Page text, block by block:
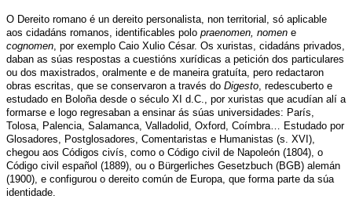
O Dereito romano é un dereito personalista, non territorial, só aplicable
aos cidadáns romanos, identificables polo praenomen, nomen e
cognomen , por exemplo Caio Xulio César. Os xuristas, cidadáns privados,
daban as súas respostas a cuestións xurídicas a petición dos particulares
ou dos maxistrados, oralmente e de maneira gratuíta, pero redactaron
obras escritas, que se conservaron a través do Digesto , redescuberto e
estudado en Boloña desde o século XI d.C., por xuristas que acudían alí a
formarse e logo regresaban a ensinar ás súas universidades: París,
Tolosa, Palencia, Salamanca, Valladolid, Oxford, Coímbra… Estudado por
Glosadores, Postglosadores, Comentaristas e Humanistas (s. XVI),
chegou aos Códigos civís, como o Código civil de Napoleón (1804), o
Código civil español (1889), ou o Bürgerliches Gesetzbuch (BGB) alemán
(1900), e configurou o dereito común de Europa, que forma parte da súa
identidade.